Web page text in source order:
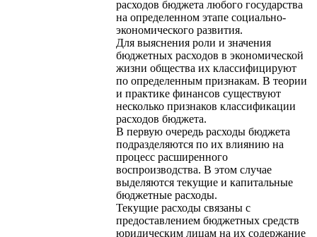
расходов бюджета любого государства
на определенном этапе социально-
экономического развития.
Для выяснения роли и значения
бюджетных расходов в экономической
жизни общества их классифицируют
по определенным признакам. В теории
и практике финансов существуют
несколько признаков классификации
расходов бюджета.
В первую очередь расходы бюджета
подразделяются по их влиянию на
процесс расширенного
воспроизводства. В этом случае
выделяются текущие и капитальные
бюджетные расходы.
Текущие расходы связаны с
предоставлением бюджетных средств
юридическим лицам на их содержание